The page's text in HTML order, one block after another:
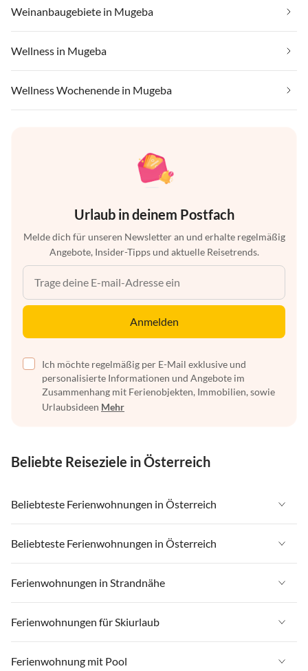
Weinanbaugebiete in Mugeba
Wellness in Mugeba
Wellness Wochenende in Mugeba
Urlaub in deinem Postfach
Melde dich für unseren Newsletter an und erhalte regelmäßig
Angebote, Insider-Tipps und aktuelle Reisetrends.
Anmelden
Ich möchte regelmäßig per E-Mail exklusive und
personalisierte Informationen und Angebote im
Zusammenhang mit Ferienobjekten, Immobilien, sowie
Urlaubsideen Mehr
Beliebte Reiseziele in Österreich
Beliebteste Ferienwohnungen in Österreich
Ferienwohnungen in Österreich
Ferienwohnungen in Tirol
Ferienwohnungen in Salzburger Land
Ferienwohnungen in Zell am See - Pinzgau
Ferienwohnungen in Zillertal
Beliebteste Ferienwohnungen in Österreich
Ferienwohnungen in Österreich
Ferienwohnungen in Tirol
Ferienwohnungen in Salzburger Land
Ferienwohnungen in Strandnähe
Ferienwohnungen in Strandnähe in Österreich
Ferienwohnungen in Strandnähe in Kärnten
Ferienwohnungen für Skiurlaub
Ferienwohnungen für Skiurlaub in Österreich
Ferienwohnung mit Pool